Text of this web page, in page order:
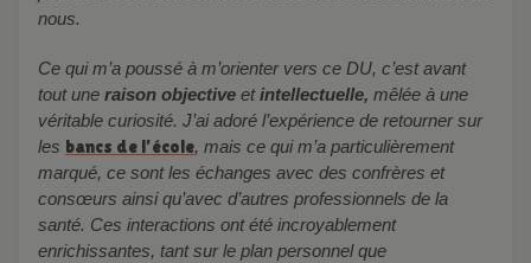
nous.
Ce qui m’a poussé à m’orienter vers ce DU, c’est avant
tout une raison objective etintellectuelle, mêlée à une
véritable curiosité. J’ai adoré l’expérience de retourner sur
les bancs de l’école, mais ce qui m’a particulièrement
marqué, ce sont les échanges avec des confrères et
consœurs ainsi qu’avec d’autres professionnels de la
santé. Ces interactions ont été incroyablement
enrichissantes, tant sur le plan personnel que